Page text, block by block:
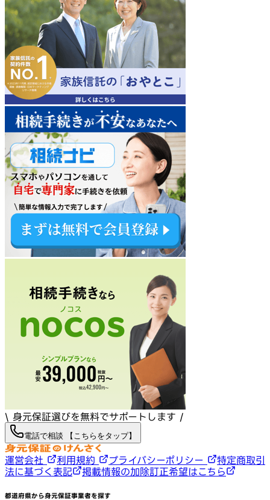
\ 身元保証選びを無料でサポートします /
電話で相談 【こちらをタップ】
運営会社 利用規約 プライバシーポリシー
特定商取引
法に基づく表記
掲載情報の加除訂正希望はこちら
都道府県から身元保証事業者を探す